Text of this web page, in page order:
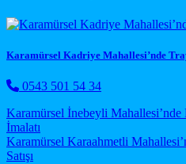
Karamürsel Kadriye Mahallesi’nde
0543 501 54 34
Post navigation
Karamürsel İnebeyli
İmalatı
Karamürsel Karaahmetli
Satışı